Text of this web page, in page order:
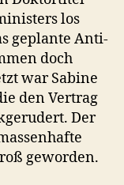
los
geplante Anti-
doch
war Sabine
den Vertrag
Der
geworden.